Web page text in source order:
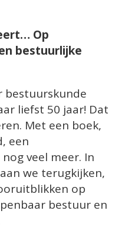
Op
bestuurlijke
bestuurskunde
liefst 50 jaar! Dat
Met een boek,
een
veel meer. In
we terugkijken,
op
bestuur en